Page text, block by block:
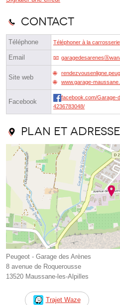
Contact
Téléphone Téléphoner à la carrosserie
Email
Site web
www.garage-
Facebook
facebook.com/Garage-
4236783048/
Plan et adresse
Peugeot - Garage des Arènes
8 avenue de Roquerousse
13520 Maussane-les-Alpilles
Trajet Waze